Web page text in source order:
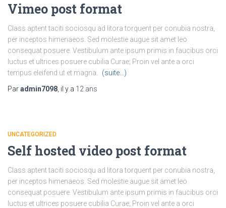
Vimeo post format
Class aptent taciti sociosqu ad litora torquent per conubia nostra,
per inceptos himenaeos. Sed molestie augue sit amet leo
consequat posuere. Vestibulum ante ipsum primis in faucibus orci
luctus et ultrices posuere cubilia Curae; Proin vel ante a orci
tempus eleifend ut et magna.
(suite…)
Paradmin7098 , il y a 12 ans
UNCATEGORIZED
Self hosted video post format
Class aptent taciti sociosqu ad litora torquent per conubia nostra,
per inceptos himenaeos. Sed molestie augue sit amet leo
consequat posuere. Vestibulum ante ipsum primis in faucibus orci
luctus et ultrices posuere cubilia Curae; Proin vel ante a orci